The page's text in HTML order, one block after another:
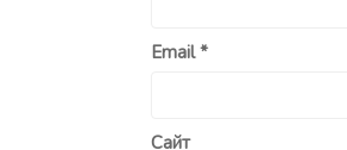
Email*
Сайт